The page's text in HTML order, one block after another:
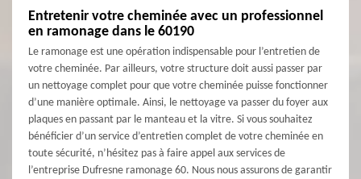
Entretenir votre cheminée avec un professionnel
en ramonage dans le 60190
Le ramonage est une opération indispensable pour l’entretien de
votre cheminée. Par ailleurs, votre structure doit aussi passer par
un nettoyage complet pour que votre cheminée puisse fonctionner
d’une manière optimale. Ainsi, le nettoyage va passer du foyer aux
plaques en passant par le manteau et la vitre. Si vous souhaitez
bénéficier d’un service d’entretien complet de votre cheminée en
toute sécurité, n’hésitez pas à faire appel aux services de
l’entreprise Dufresne ramonage 60. Nous nous assurons de garantir